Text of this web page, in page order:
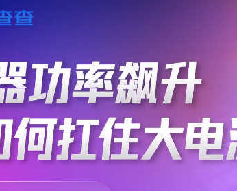
没有找到相关信息